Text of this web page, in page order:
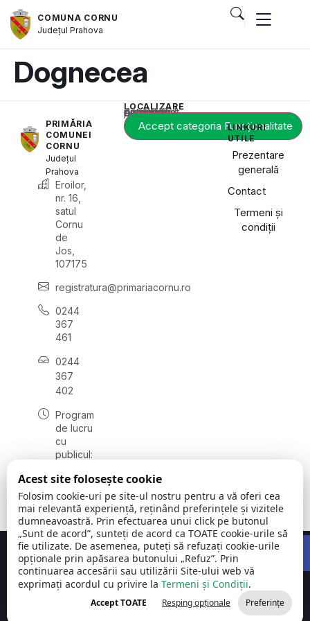
COMUNA CORNU
JudețulPrahova
Dognecea
PRIMĂRIA
COMUNEI
CORNU
Județul
Prahova
Eroilor,
nr. 16,
satul
Cornu
de
Jos,
107175
registratura@primariacornu.ro
0244
367
461
0244
367
402
Program
de lucru
cu
publicul:
vineri
08:00 -
16:00
LOCALIZARE
Acest conținut este blocat până când acceptați categoria de cookie-uri necesară.
Accept categoria Funcționalitate
LINKURI
UTILE
Prezentare
generală
Contact
Termeni și
condiții
Comuna Cornu
| Județul
Prahova
©
2026
Toate
drepturile
rezervate
Concept realizat deBig Media Relații Publice SRL
Acest site folosește cookie
Folosim cookie-uri pe site-ul nostru pentru a vă oferi cea
mai relevantă experiență, reținând preferințele și vizitele
dumneavoastră. Prin efectuarea unui click pe butonul
„Sunt de acord”, sunteți de acord ca TOATE cookie-urile să
fie utilizate. De asemenea, puteți să refuzați cookie-urile
opționale prin apăsarea butonului „Refuz”. Prin
continuarea accesării sau utilizării Site-ului web vă
exprimați acordul cu privire la Termeni și Condiții.
Accept TOATE Resping opționale Preferințe